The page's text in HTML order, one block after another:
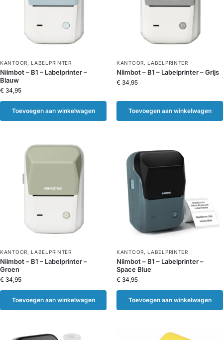
KANTOOR,LABELPRINTER
Niimbot – B1 – Labelprinter –
Blauw
€ 34,95
Toevoegen aan winkelwagen
KANTOOR,LABELPRINTER
Niimbot – B1 – Labelprinter – Grijs
€ 34,95
Toevoegen aan winkelwagen
KANTOOR,LABELPRINTER
Niimbot – B1 – Labelprinter –
Groen
€ 34,95
Toevoegen aan winkelwagen
KANTOOR,LABELPRINTER
Niimbot – B1 – Labelprinter –
Space Blue
€ 34,95
Toevoegen aan winkelwagen